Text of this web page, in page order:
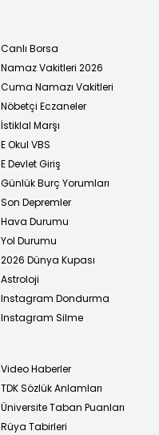
Canlı Borsa
Namaz Vakitleri 2026
Cuma Namazı Vakitleri
Nöbetçi Eczaneler
İstiklal Marşı
E Okul VBS
E Devlet Giriş
Günlük Burç Yorumları
Son Depremler
Hava Durumu
Yol Durumu
2026 Dünya Kupası
Astroloji
Instagram Dondurma
Instagram Silme
Video Haberler
TDK Sözlük Anlamları
Üniversite Taban Puanları
Rüya Tabirleri